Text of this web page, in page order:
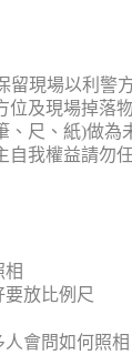
留現場以利警
位及現場掉落
、尺、紙)做為
自我權益請勿
相
放比例尺
會問如何照